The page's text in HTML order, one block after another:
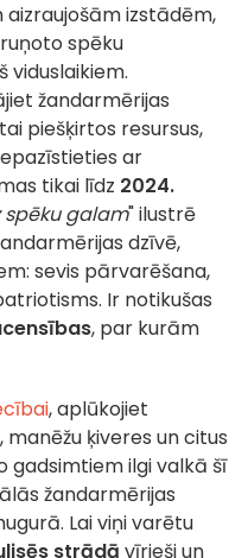
izstādēm,
spēku
viduslaikiem.
žandarmērijas
piešķirtos resursus,
ar
tikai līdz 2024.
spēku galam" ilustrē
dzīvē,
sevis pārvarēšana,
Ir notikušas
, par kurām
, aplūkojiet
ķiveres un citus
gadsimtiem ilgi valkā šī
žandarmērijas
Lai viņi varētu
strādā vīrieši un